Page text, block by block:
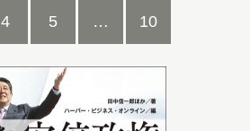
4 5 … 10